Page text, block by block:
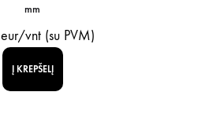
mm
eur/vnt (su PVM)
Į KREPŠELĮ